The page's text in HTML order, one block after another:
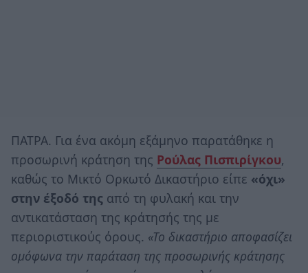
ΠΑΤΡΑ. Για ένα ακόμη εξάμηνο παρατάθηκε η
προσωρινή κράτηση της Ρούλας Πισπιρίγκου,
καθώς το Μικτό Ορκωτό Δικαστήριο είπε «όχι»
στην έξοδό της από τη φυλακή και την
αντικατάσταση της κράτησής της με
περιοριστικούς όρους. «Το δικαστήριο αποφασίζει
ομόφωνα την παράταση της προσωρινής κράτησης